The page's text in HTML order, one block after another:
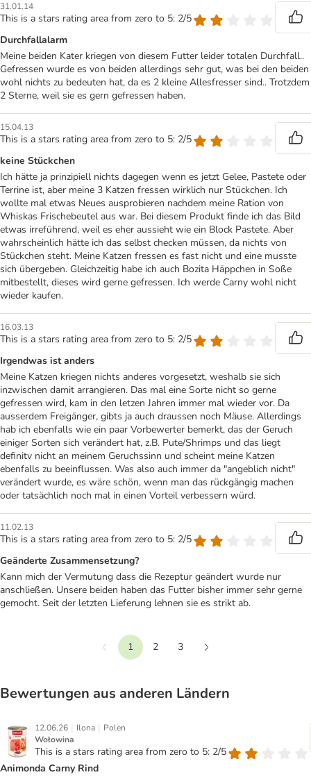
31.01.14
This is a stars rating area from zero to 5: 2/5
Durchfallalarm
Meine beiden Kater kriegen von diesem Futter leider totalen Durchfall..
Gefressen wurde es von beiden allerdings sehr gut, was bei den beiden
wohl nichts zu bedeuten hat, da es 2 kleine Allesfresser sind.. Trotzdem
2 Sterne, weil sie es gern gefressen haben.
15.04.13
This is a stars rating area from zero to 5: 2/5
keine Stückchen
Ich hätte ja prinzipiell nichts dagegen wenn es jetzt Gelee, Pastete oder
Terrine ist, aber meine 3 Katzen fressen wirklich nur Stückchen. Ich
wollte mal etwas Neues ausprobieren nachdem meine Ration von
Whiskas Frischebeutel aus war. Bei diesem Produkt finde ich das Bild
etwas irreführend, weil es eher aussieht wie ein Block Pastete. Aber
wahrscheinlich hätte ich das selbst checken müssen, da nichts von
Stückchen steht. Meine Katzen fressen es fast nicht und eine musste
sich übergeben. Gleichzeitig habe ich auch Bozita Häppchen in Soße
mitbestellt, dieses wird gerne gefressen. Ich werde Carny wohl nicht
wieder kaufen.
16.03.13
This is a stars rating area from zero to 5: 2/5
Irgendwas ist anders
Meine Katzen kriegen nichts anderes vorgesetzt, weshalb sie sich
inzwischen damit arrangieren. Das mal eine Sorte nicht so gerne
gefressen wird, kam in den letzen Jahren immer mal wieder vor. Da
ausserdem Freigänger, gibts ja auch draussen noch Mäuse. Allerdings
hab ich ebenfalls wie ein paar Vorbewerter bemerkt, das der Geruch
einiger Sorten sich verändert hat, z.B. Pute/Shrimps und das liegt
definitv nicht an meinem Geruchssinn und scheint meine Katzen
ebenfalls zu beeinflussen. Was also auch immer da "angeblich nicht"
verändert wurde, es wäre schön, wenn man das rückgängig machen
oder tatsächlich noch mal in einen Vorteil verbessern würd.
11.02.13
This is a stars rating area from zero to 5: 2/5
Geänderte Zusammensetzung?
Kann mich der Vermutung dass die Rezeptur geändert wurde nur
anschließen. Unsere beiden haben das Futter bisher immer sehr gerne
gemocht. Seit der letzten Lieferung lehnen sie es strikt ab.
Vorherige
1 2
3
Bewertungen aus anderen Ländern
12.06.26 | Ilona | Polen
Wołowina
This is a stars rating area from zero to 5: 2/5
Animonda Carny Rind